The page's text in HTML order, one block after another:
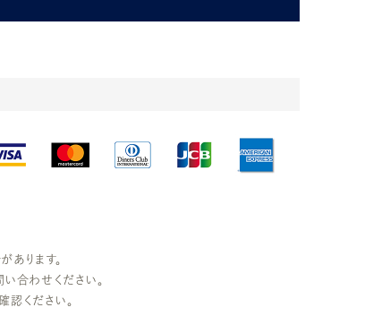
ります。
合わせください。
認ください。